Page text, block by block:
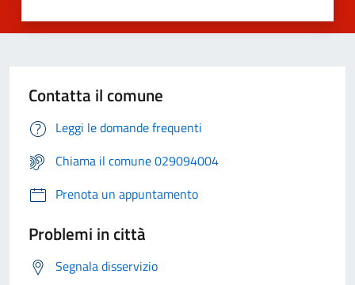
Contatta il comune
Leggi le domande frequenti
Chiama il comune 029094004
Prenota un appuntamento
Problemi in città
Segnala disservizio